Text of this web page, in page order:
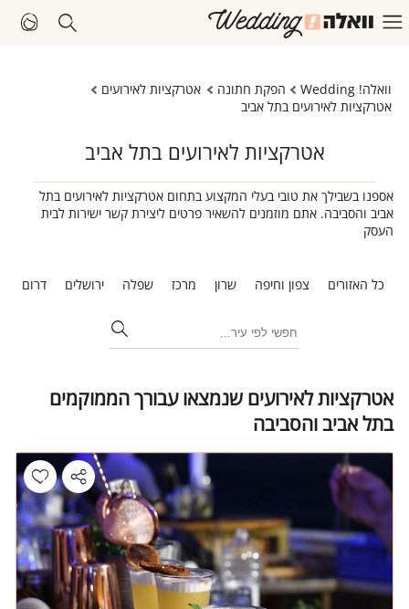
וואלה! Wedding הפקת חתונה
אטרקציות לאירועים
אטרקציות לאירועים בתל אביב
אטרקציות לאירועים בתל אביב
אספנו בשבילך את טובי בעלי המקצוע בתחום אטרקציות לאירועים בתל
אביב והסביבה. אתם מוזמנים להשאיר פרטים ליצירת קשר ישירות לבית
העסק
כל האזורים צפון וחיפה שרון מרכז שפלה ירושלים דרום
אטרקציות לאירועים שנמצאו עבורך הממוקמים
בתל אביב והסביבה